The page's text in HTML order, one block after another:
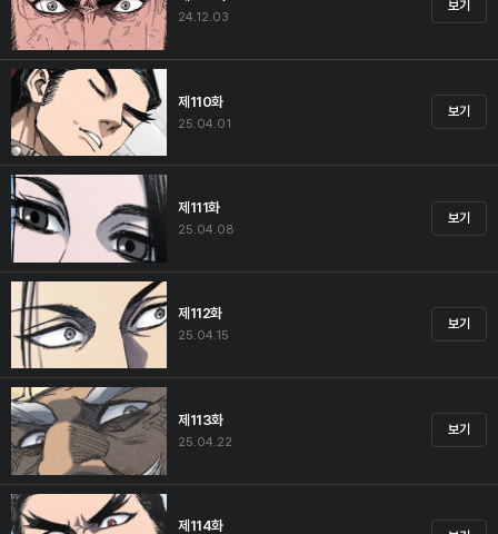
24.12.03
보기
제110화
25.04.01
보기
제111화
25.04.08
보기
제112화
25.04.15
보기
제113화
25.04.22
보기
제114화